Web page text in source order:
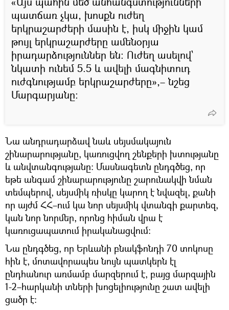
պատճառ չկա, խոսքն ուժեղ
երկրաշարժերի մասին է, իսկ միջին կամ
թույլ երկրաշարժերը ամենօրյա
իրադարձություններ են։ Ուժեղ ասելով`
նկատի ունեմ 5.5 և ավելի մագնիտուդ
ուժգնությամբ երկրաշարժերը»,– նշեց
Մարգարյանը։
Նա անդրադարձավ նաև սեյսմակայուն
շինարարությանը, կառուցվող շենքերի խտությանը
և անվտանգությանը։ Մասնագետն ընդգծեց, որ
եթե անգամ շինարարությունը շարունակվի նման
տեմպերով, սեյսմիկ ռիսկը կարող է նվազել, քանի
որ այժմ ՀՀ–ում կա նոր սեյսմիկ վտանգի քարտեզ,
կան նոր նորմեր, որոնց հիման վրա է
կառուցապատում իրականացվում։
Նա ընդգծեց, որ Երևանի բնակֆոնդի 70 տոկոսը
հին է, մոտավորապես նույն պատկերն էլ
ընդհանուր առմամբ մարզերում է, բայց մարզային
1-2–հարկանի տների խոցելիությունը շատ ավելի
ցածր է։